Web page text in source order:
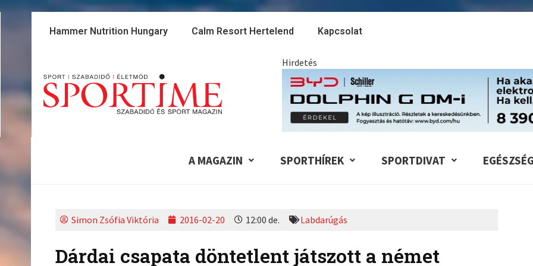
Skip
Hammer Nutrition Hungary Calm Resort Hertelend Kapcsolat
Hirdetés
A MAGAZIN SPORTHÍREK SPORTDIVAT EGÉSZSÉG
Simon Zsófia Viktória 2016-02-20 12:00 de. Labdarúgás
Dárdai csapata döntetlent játszott a német